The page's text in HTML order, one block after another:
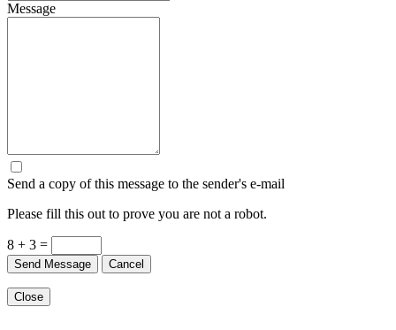
Message
Send a copy of this message to the sender's e-mail
Please fill this out to prove you are not a robot.
8 + 3 =
Send Message Cancel
Close